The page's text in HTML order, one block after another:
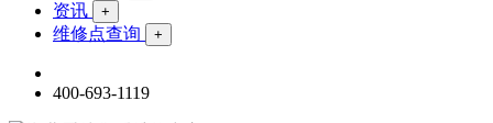
资讯 +
维修点查询 +
400-693-1119